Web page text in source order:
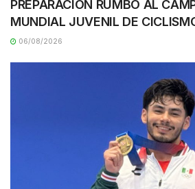
PREPARACIÓN RUMBO AL
MUNDIAL JUVENIL DE
06/08/2026